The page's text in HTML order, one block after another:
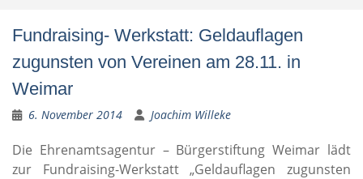
Fundraising- Werkstatt: Geldauflagen
zugunsten von Vereinen am 28.11. in
Weimar
6. November 2014 Joachim Willeke
Die Ehrenamtsagentur – Bürgerstiftung Weimar lädt
zur Fundraising-Werkstatt „Geldauflagen zugunsten